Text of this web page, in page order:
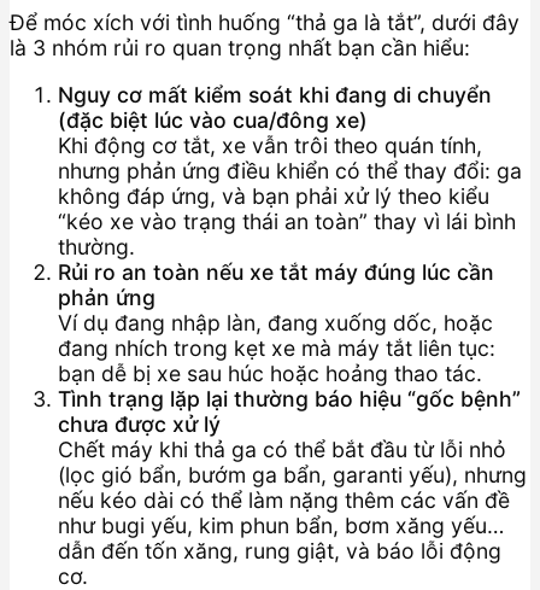
Để móc xích với tình huống “thả ga là tắt”, dưới đây
là 3 nhóm rủi ro quan trọng nhất bạn cần hiểu:
Nguy cơ mất kiểm soát khi đang di chuyển
(đặc biệt lúc vào cua/đông xe)
Khi động cơ tắt, xe vẫn trôi theo quán tính,
nhưng phản ứng điều khiển có thể thay đổi: ga
không đáp ứng, và bạn phải xử lý theo kiểu
“kéo xe vào trạng thái an toàn” thay vì lái bình
thường.
Rủi ro an toàn nếu xe tắt máy đúng lúc cần
phản ứng
Ví dụ đang nhập làn, đang xuống dốc, hoặc
đang nhích trong kẹt xe mà máy tắt liên tục:
bạn dễ bị xe sau húc hoặc hoảng thao tác.
Tình trạng lặp lại thường báo hiệu “gốc bệnh”
chưa được xử lý
Chết máy khi thả ga có thể bắt đầu từ lỗi nhỏ
(lọc gió bẩn, bướm ga bẩn, garanti yếu), nhưng
nếu kéo dài có thể làm nặng thêm các vấn đề
như bugi yếu, kim phun bẩn, bơm xăng yếu…
dẫn đến tốn xăng, rung giật, và báo lỗi động
cơ.